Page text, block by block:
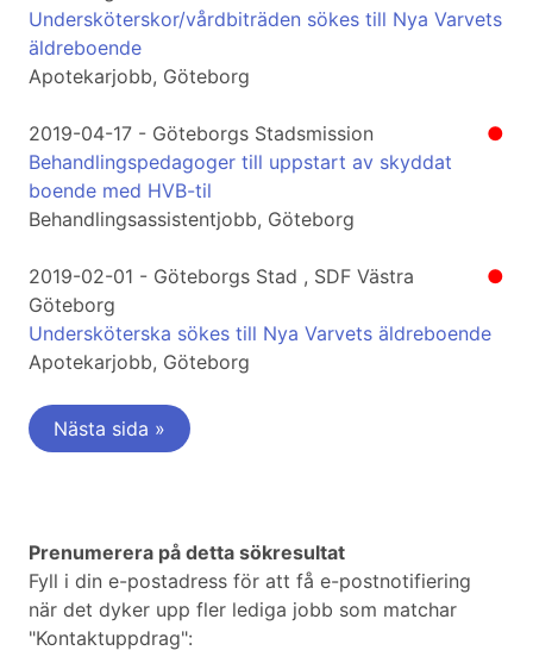
Undersköterskor/vårdbiträden sökes till Nya Varvets
äldreboende
Apotekarjobb, Göteborg
●
2019-04-17 - Göteborgs Stadsmission
Behandlingspedagoger till uppstart av skyddat
boende med HVB-til
Behandlingsassistentjobb, Göteborg
●
2019-02-01 - Göteborgs Stad , SDF Västra
Göteborg
Undersköterska sökes till Nya Varvets äldreboende
Apotekarjobb, Göteborg
Nästa sida »
Prenumerera på detta sökresultat
Fyll i din e-postadress för att få e-postnotifiering
när det dyker upp fler lediga jobb som matchar
"Kontaktuppdrag":